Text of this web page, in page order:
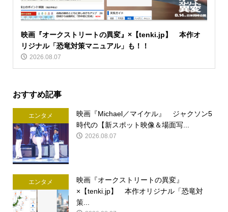
映画『オークストリートの異変』×【tenki.jp】 本作オ
リジナル「恐竜対策マニュアル」も！！
2026.08.07
おすすめ記事
エンタメ
映画『Michael／マイケル』 ジャクソン5
時代の【新スポット映像＆場面写...
2026.08.07
エンタメ
映画『オークストリートの異変』
×【tenki.jp】 本作オリジナル「恐竜対
策...